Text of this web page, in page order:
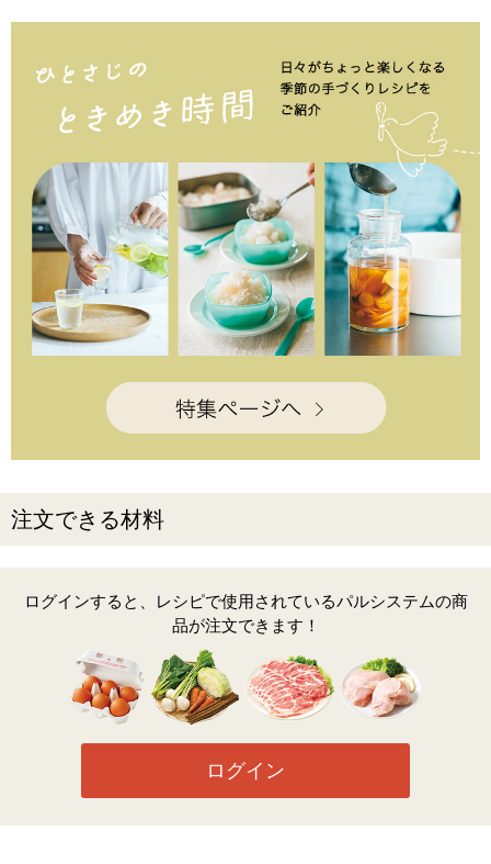
注文できる材料
ログインすると、レシピで使用されているパルシステムの商
品が注文できます！
ログイン